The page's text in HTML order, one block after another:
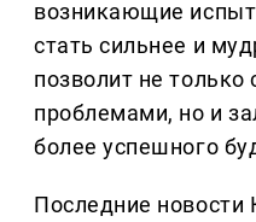
возникающие
стать сильнее и
позволит не
проблемами, но и
более успешного
Последние